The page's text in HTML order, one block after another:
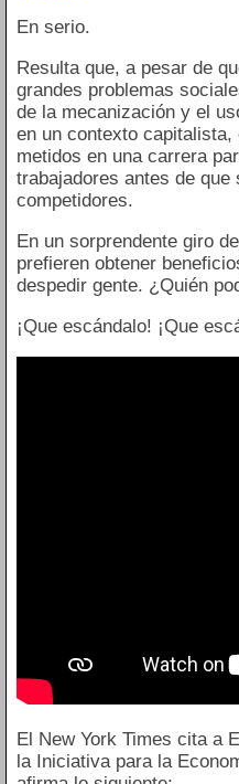
En serio.
Resulta que, a pesar de
grandes problemas
de la mecanización y el
en un contexto
metidos en una carrera
trabajadores antes de que
competidores.
En un sorprendente giro
prefieren obtener
despedir gente. ¿Quién
¡Que escándalo! ¡Que
El New York Times cita a
la Iniciativa para la